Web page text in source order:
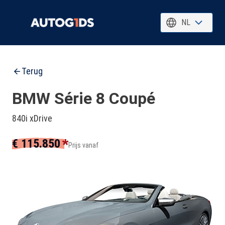
NL
Terug
BMW Série 8 Coupé
840i xDrive
€ 115.850*Prijs vanaf